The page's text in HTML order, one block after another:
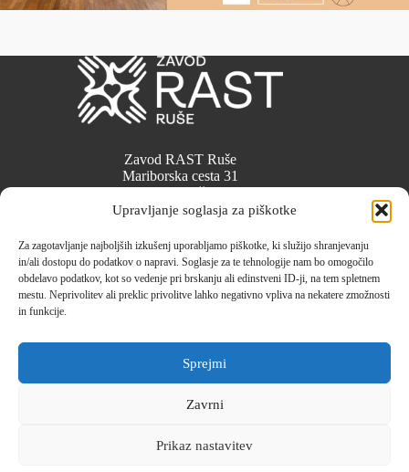
Upravljanje soglasja za piškotke
Za zagotavljanje najboljših izkušenj uporabljamo piškotke, ki služijo shranjevanju
in/ali dostopu do podatkov o napravi. Soglasje za te tehnologije nam bo omogočilo
obdelavo podatkov, kot so vedenje pri brskanju ali edinstveni ID-ji, na tem spletnem
mestu. Neprivolitev ali preklic privolitve lahko negativno vpliva na nekatere zmožnosti
in funkcije.
Sprejmi
Zavrni
Prikaz nastavitev
Zavod RAST Ruše
Mariborska cesta 31
2342 Ruše
info@zavod-rast.si
Kulturno s kulturo
RASTemo SKUPAJ
Biti blizu ljudem
Spletni Piškotki
Pravilnik o piškotkih (EU)
Izjava o dostopnosti